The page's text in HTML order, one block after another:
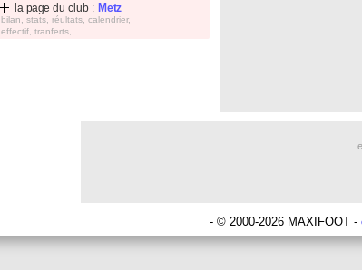
la page du club : Metz
bilan, stats, réultats, calendrier,
effectif, tranferts, ...
- © 2000-2026 MAXIFOOT -